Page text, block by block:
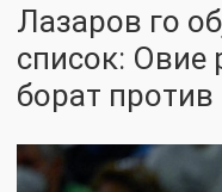
Лазаров го
список: Овие
борат против